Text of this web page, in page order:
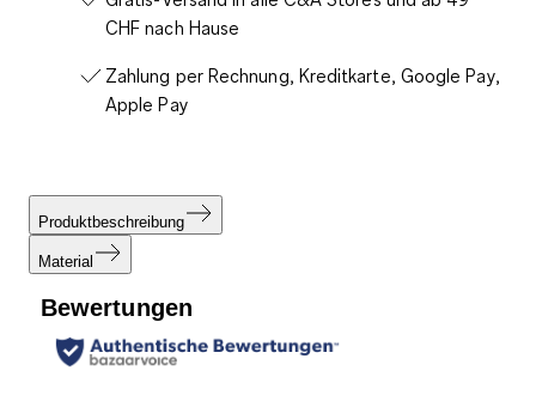
CHF nach Hause
Zahlung per Rechnung, Kreditkarte, Google Pay,
Apple Pay
Produktbeschreibung
Material
Bewertungen